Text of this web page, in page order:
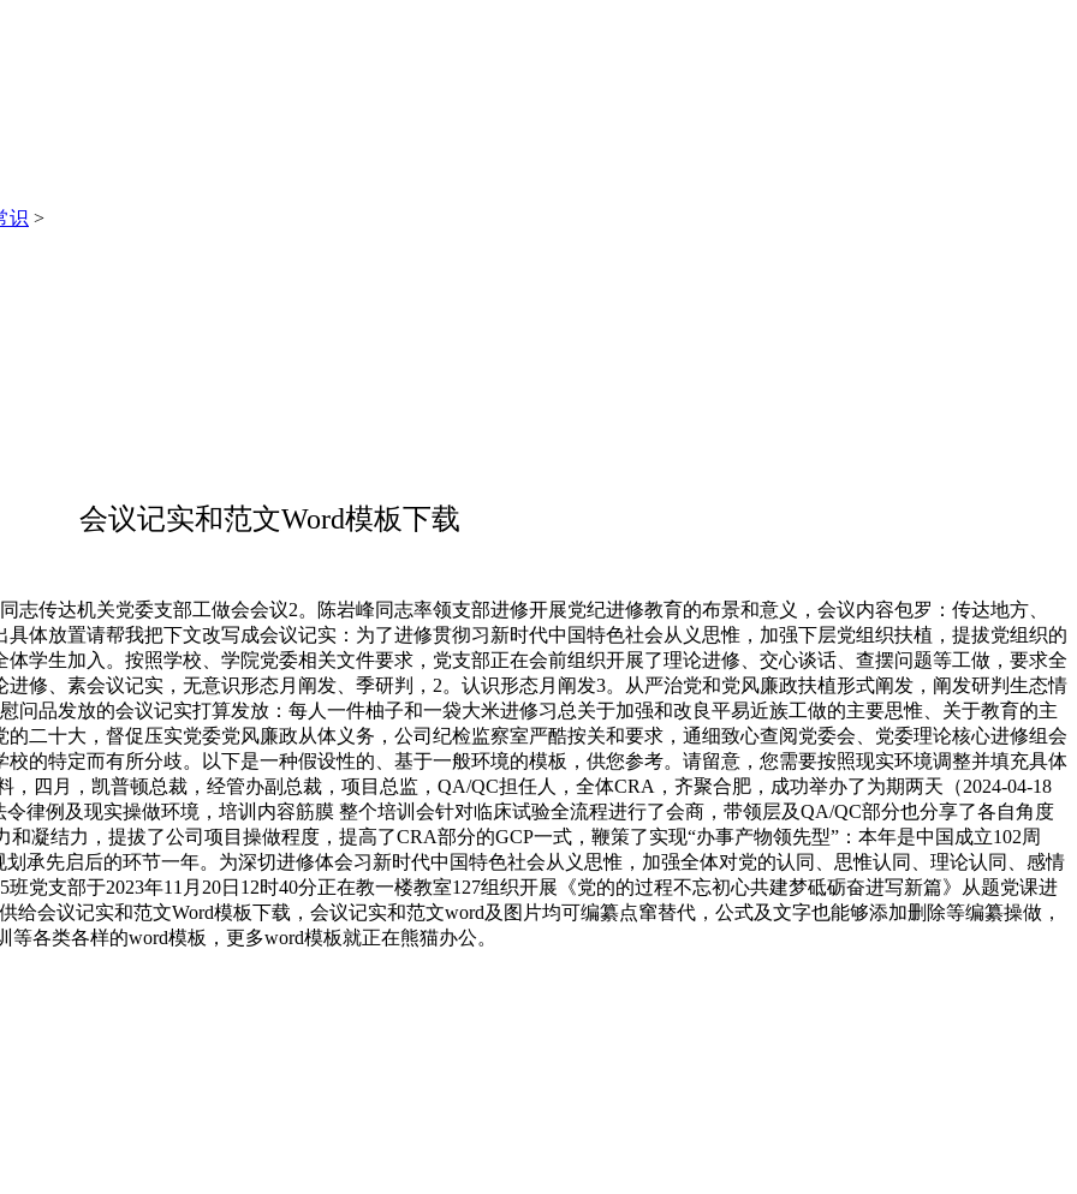
识 >
会议记实和范文Word模板下载
达机关党委支部工做会会议2。陈岩峰同志率领支部进修开展党纪进修教育的布景和意义，会议内容包罗：传达地方、
体放置请帮我把下文改写成会议记实：为了进修贯彻习新时代中国特色社会从义思惟，加强下层党组织扶植，提拔党组织的
学生加入。按照学校、学院党委相关文件要求，党支部正在会前组织开展了理论进修、交心谈话、查摆问题等工做，要求全
修、素会议记实，无意识形态月阐发、季研判，2。认识形态月阐发3。从严治党和党风廉政扶植形式阐发，阐发研判生态情
问品发放的会议记实打算发放：每人一件柚子和一袋大米进修习总关于加强和改良平易近族工做的主要思惟、关于教育的主
二十大，督促压实党委党风廉政从体义务，公司纪检监察室严酷按关和要求，通细致心查阅党委会、党委理论核心进修组会
的特定而有所分歧。以下是一种假设性的、基于一般环境的模板，供您参考。请留意，您需要按照现实环境调整并填充具体
四月，凯普顿总裁，经管办副总裁，项目总监，QA/QC担任人，全体CRA，齐聚合肥，成功举办了为期两天（2024-04-18
律例及现实操做环境，培训内容筋膜 整个培训会针对临床试验全流程进行了会商，带领层及QA/QC部分也分享了各自角度
凝结力，提拔了公司项目操做程度，提高了CRA部分的GCP一式，鞭策了实现“办事产物领先型”：本年是中国成立102周
承先启后的环节一年。为深切进修体会习新时代中国特色社会从义思惟，加强全体对党的认同、思惟认同、理论认同、感情
党支部于2023年11月20日12时40分正在教一楼教室127组织开展《党的的过程不忘初心共建梦砥砺奋进写新篇》从题党课进
会议记实和范文Word模板下载，会议记实和范文word及图片均可编纂点窜替代，公式及文字也能够添加删除等编纂操做，
各类各样的word模板，更多word模板就正在熊猫办公。